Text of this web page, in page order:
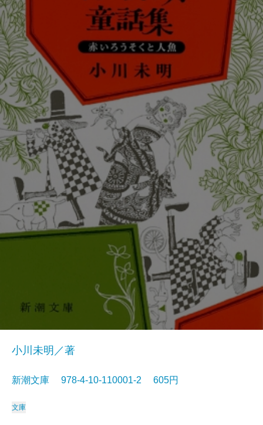
小川未明／著
新潮文庫 978-4-10-110001-2 605円
文庫